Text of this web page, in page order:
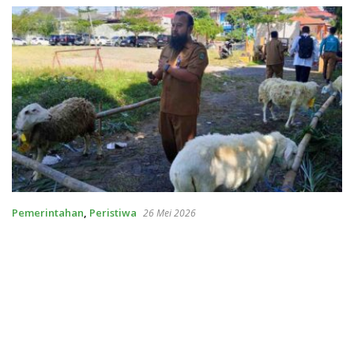
Pemerintahan, Peristiwa 26 Mei 2026